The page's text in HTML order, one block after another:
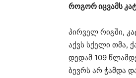
როგორ იცვამს
პირველ რიგში,
აქვს სქელი თმა,
დედამ 109
ბევრს არ ჭამდა